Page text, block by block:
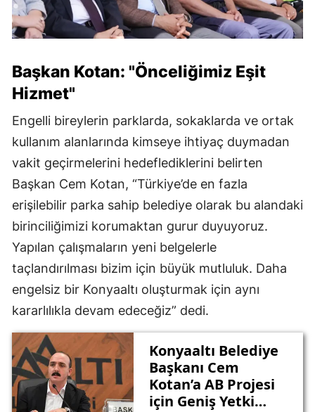
Başkan Kotan: "Önceliğimiz Eşit
Hizmet"
Engelli bireylerin parklarda, sokaklarda ve ortak
kullanım alanlarında kimseye ihtiyaç duymadan
vakit geçirmelerini hedeflediklerini belirten
Başkan Cem Kotan, “Türkiye’de en fazla
erişilebilir parka sahip belediye olarak bu alandaki
birinciliğimizi korumaktan gurur duyuyoruz.
Yapılan çalışmaların yeni belgelerle
taçlandırılması bizim için büyük mutluluk. Daha
engelsiz bir Konyaaltı oluşturmak için aynı
kararlılıkla devam edeceğiz” dedi.
Konyaaltı Belediye
Başkanı Cem
Kotan’a AB Projesi
için Geniş Yetki